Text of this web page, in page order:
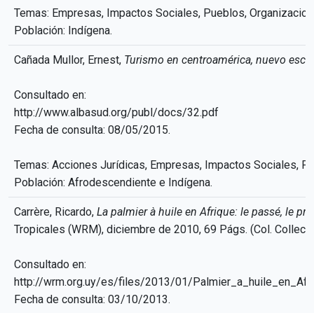
Temas: Empresas, Impactos Sociales, Pueblos,
Población: Indígena.
Cañada Mullor, Ernest, Turismo en centroamérica, nuevo
Consultado en:
http://www.albasud.org/publ/docs/32.pdf
Fecha de consulta: 08/05/2015.
Temas: Acciones Jurídicas, Empresas, Impactos Sociales,
Población: Afrodescendiente e Indígena.
Carrère, Ricardo, La palmier à huile en Afrique: le passé, le
Tropicales (WRM), diciembre de 2010, 69 Págs. (Col.
Consultado en:
http://wrm.org.uy/es/files/2013/01/
Fecha de consulta: 03/10/2013.